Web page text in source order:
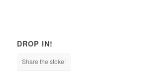
DROP IN!
Share the stoke!